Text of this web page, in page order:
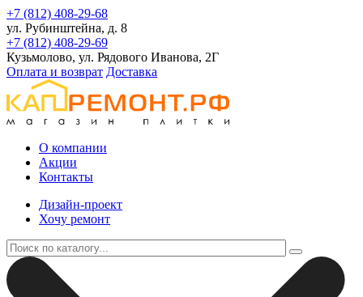
+7 (812) 408-29-68
ул. Рубинштейна, д. 8
+7 (812) 408-29-69
Кузьмолово, ул. Рядового Иванова, 2Г
Оплата и возврат Доставка
О компании
Акции
Контакты
Дизайн-проект
Хочу ремонт